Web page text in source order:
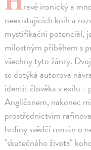
ravě ironický a
neexistujících knih a
mystifikační potenciál,
milostným příběhem s
všechny tyto žánry.
se dotýká autorova
identit člověka v exilu -
Angličanem, nakonec
prostřednictvím
hrdiny svědčí román o
"skutečného života"